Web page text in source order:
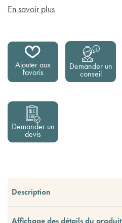
En savoir plus
Ajouter aux
favoris
Demander un
conseil
Demander un
devis
Description
Affichage des détails du produit